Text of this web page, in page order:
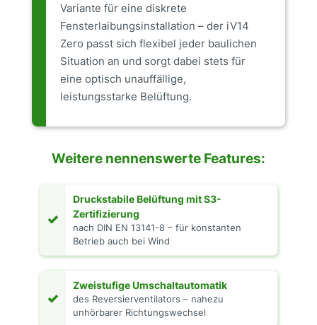
Variante für eine diskrete
Fensterlaibungsinstallation – der iV14
Zero passt sich flexibel jeder baulichen
Situation an und sorgt dabei stets für
eine optisch unauffällige,
leistungsstarke Belüftung.
Weitere nennenswerte Features:
✓
Druckstabile Belüftung mit S3-
Zertifizierung
nach DIN EN 13141-8 – für konstanten
Betrieb auch bei Wind
✓
Zweistufige Umschaltautomatik
des Reversierventilators – nahezu
unhörbarer Richtungswechsel